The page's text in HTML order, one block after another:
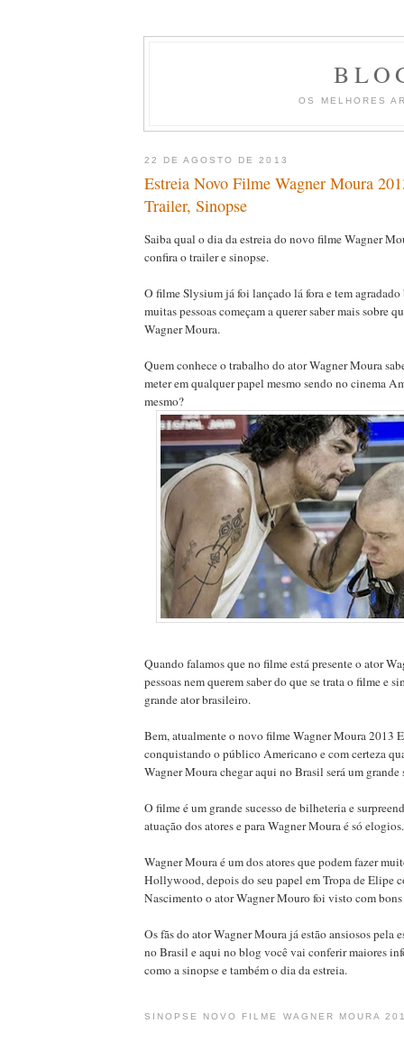
OS MELHORES
22 DE AGOSTO DE 2013
Estreia Novo Filme Wagner Moura
Trailer, Sinopse
Saiba qual o dia da estreia do novo filme Wagner
confira o trailer e sinopse.
O filme Slysium já foi lançado lá fora e tem
muitas pessoas começam a querer saber mais sobre
Wagner Moura.
Quem conhece o trabalho do ator Wagner Moura
meter em qualquer papel mesmo sendo no cinema
mesmo?
Quando falamos que no filme está presente o ator
pessoas nem querem saber do que se trata o filme e
grande ator brasileiro.
Bem, atualmente o novo filme Wagner Moura 2013
conquistando o público Americano e com certeza
Wagner Moura chegar aqui no Brasil será um grande
O filme é um grande sucesso de bilheteria e
atuação dos atores e para Wagner Moura é só elogios.
Wagner Moura é um dos atores que podem fazer
Hollywood, depois do seu papel em Tropa de Elipe
Nascimento o ator Wagner Mouro foi visto com
Os fãs do ator Wagner Moura já estão ansiosos pela
no Brasil e aqui no blog você vai conferir maiores
como a sinopse e também o dia da estreia.
SINOPSE NOVO FILME WAGNER MOURA